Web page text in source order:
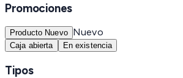
Promociones
Producto Nuevo Nuevo
Caja abierta En existencia
Tipos